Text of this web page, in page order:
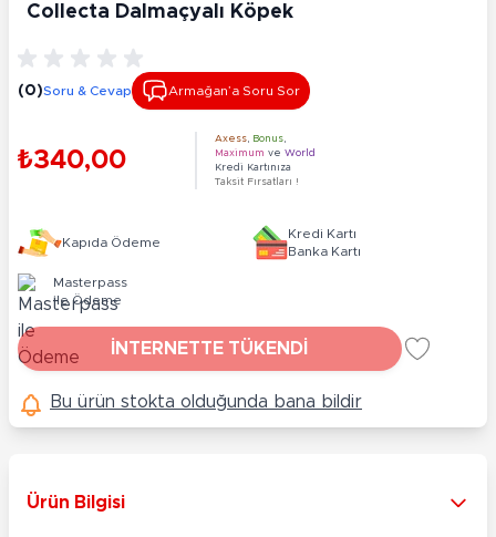
Collecta Dalmaçyalı Köpek
(0)Soru & Cevap Armağan’a Soru Sor
₺340,00
Axess Bonus
Maximum ve World
Kredi Kartınıza
Taksit Fırsatları !
Kapıda Ödeme
Kredi Kartı
Banka Kartı
Masterpass
ile Ödeme
İNTERNETTE TÜKENDİ
Bu ürün stokta olduğunda bana bildir
Ürün Bilgisi